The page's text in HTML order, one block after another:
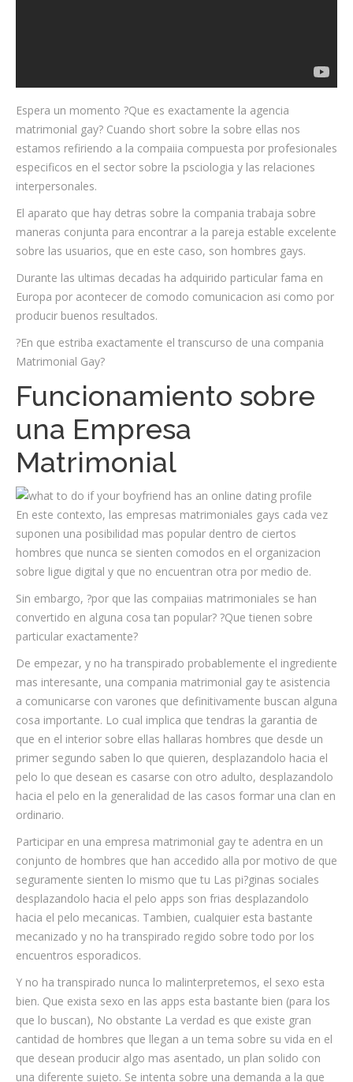
Espera un momento ?Que es exactamente la agencia
matrimonial gay? Cuando short sobre la sobre ellas nos
estamos refiriendo a la compaiia compuesta por profesionales
especificos en el sector sobre la psciologia y las relaciones
interpersonales.
El aparato que hay detras sobre la compania trabaja sobre
maneras conjunta para encontrar a la pareja estable excelente
sobre las usuarios, que en este caso, son hombres gays.
Durante las ultimas decadas ha adquirido particular fama en
Europa por acontecer de comodo comunicacion asi como por
producir buenos resultados.
?En que estriba exactamente el transcurso de una compania
Matrimonial Gay?
Funcionamiento sobre
una Empresa
Matrimonial
En este contexto, las empresas matrimoniales gays cada vez
suponen una posibilidad mas popular dentro de ciertos
hombres que nunca se sienten comodos en el organizacion
sobre ligue digital y que no encuentran otra por medio de.
Sin embargo, ?por que las compaiias matrimoniales se han
convertido en alguna cosa tan popular? ?Que tienen sobre
particular exactamente?
De empezar, y no ha transpirado probablemente el ingrediente
mas interesante, una compania matrimonial gay te asistencia
a comunicarse con varones que definitivamente buscan alguna
cosa importante. Lo cual implica que tendras la garantia de
que en el interior sobre ellas hallaras hombres que desde un
primer segundo saben lo que quieren, desplazandolo hacia el
pelo lo que desean es casarse con otro adulto, desplazandolo
hacia el pelo en la generalidad de las casos formar una clan en
ordinario.
Participar en una empresa matrimonial gay te adentra en un
conjunto de hombres que han accedido alla por motivo de que
seguramente sienten lo mismo que tu Las pi?ginas sociales
desplazandolo hacia el pelo apps son frias desplazandolo
hacia el pelo mecanicas. Tambien, cualquier esta bastante
mecanizado y no ha transpirado regido sobre todo por los
encuentros esporadicos.
Y no ha transpirado nunca lo malinterpretemos, el sexo esta
bien. Que exista sexo en las apps esta bastante bien (para los
que lo buscan), No obstante La verdad es que existe gran
cantidad de hombres que llegan a un tema sobre su vida en el
que desean producir algo mas asentado, un plan solido con
una diferente sujeto. Se intenta sobre una demanda a la que